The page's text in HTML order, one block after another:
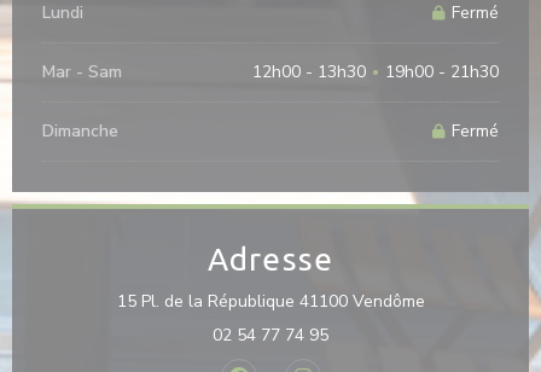
Lundi Fermé
Mar - Sam 12h00 - 13h30 • 19h00 - 21h30
Dimanche Fermé
Adresse
15 Pl. de la République 41100 Vendôme((ouvre une
02 54 77 74 95